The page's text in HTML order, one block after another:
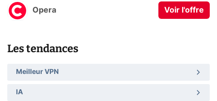
Opera Voir l'offre
Les tendances
Meilleur VPN
IA